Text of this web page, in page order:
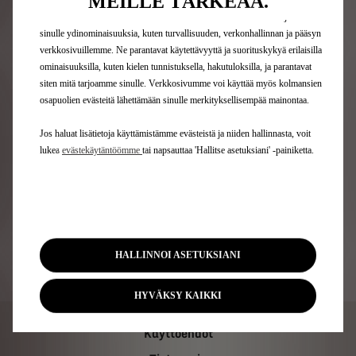
Varaa koeajo
Pyydä tarjous
Etsi lähin jälleenmyyjä
DS Assistance -tiepalvelu
Käyttöehdot
sinulle ydinominaisuuksia, kuten turvallisuuden, verkonhallinnan ja pääsyn
verkkosivuillemme. Ne parantavat käytettävyyttä ja suorituskykyä erilaisilla
ominaisuuksilla, kuten kielen tunnistuksella, hakutuloksilla, ja parantavat
siten mitä tarjoamme sinulle. Verkkosivumme voi käyttää myös kolmansien
osapuolien evästeitä lähettämään sinulle merkityksellisempää mainontaa.
Jos haluat lisätietoja käyttämistämme evästeistä ja niiden hallinnasta, voit
lukea evästekäytäntöömme tai napsauttaa 'Hallitse asetuksiani' -painiketta.
HALLINNOI ASETUKSIANI
HYVÄKSY KAIKKI